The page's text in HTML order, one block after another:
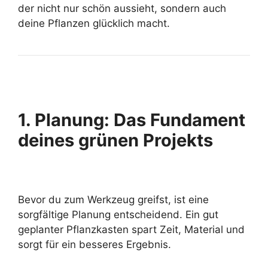
der nicht nur schön aussieht, sondern auch
deine Pflanzen glücklich macht.
1. Planung: Das Fundament
deines grünen Projekts
Bevor du zum Werkzeug greifst, ist eine
sorgfältige Planung entscheidend. Ein gut
geplanter Pflanzkasten spart Zeit, Material und
sorgt für ein besseres Ergebnis.